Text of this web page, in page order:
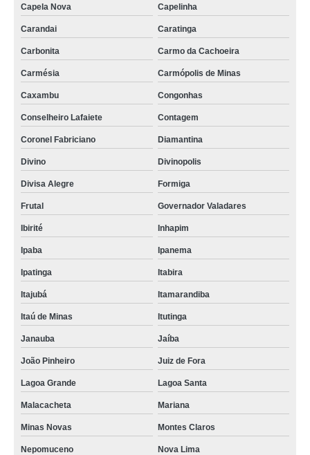
Capela Nova Capelinha
Carandai Caratinga
Carbonita Carmo da Cachoeira
Carmésia Carmópolis de Minas
Caxambu Congonhas
Conselheiro Lafaiete Contagem
Coronel Fabriciano Diamantina
Divino Divinopolis
Divisa Alegre Formiga
Frutal Governador Valadares
Ibirité Inhapim
Ipaba Ipanema
Ipatinga Itabira
Itajubá Itamarandiba
Itaú de Minas Itutinga
Janauba Jaíba
João Pinheiro Juiz de Fora
Lagoa Grande Lagoa Santa
Malacacheta Mariana
Minas Novas Montes Claros
Nepomuceno Nova Lima